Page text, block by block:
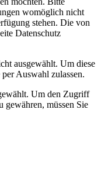
womöglich nicht
stehen. Die von
Datenschutz
ausgewählt. Um diese
Auswahl zulassen.
Um den Zugriff
gewähren, müssen Sie